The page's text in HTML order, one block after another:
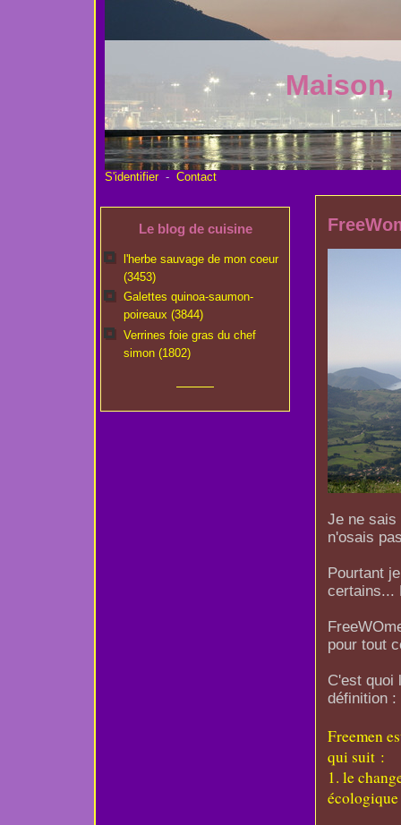
S'identifier - Contact
Le blog de cuisine
l'herbe sauvage de mon coeur
(3453)
Galettes quinoa-saumon-
poireaux (3844)
Verrines foie gras du chef
simon (1802)
Je ne sais
n'osais
Pourtant
certains...
pour tout
C'est quoi
définition :
Freemen
qui suit :
1. le